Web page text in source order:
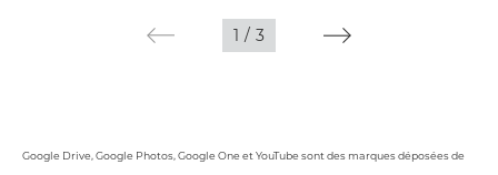
1 / 3
Google Drive, Google Photos, Google One et YouTube sont des marques déposées de